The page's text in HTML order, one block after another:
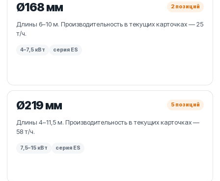
Ø168 мм 2 позиций
Длины 6–10 м. Производительность в текущих карточках — 25
т/ч.
4–7,5 кВт серия ES
Ø219 мм 5 позиций
Длины 4–11,5 м. Производительность в текущих карточках —
58 т/ч.
7,5–15 кВт серия ES